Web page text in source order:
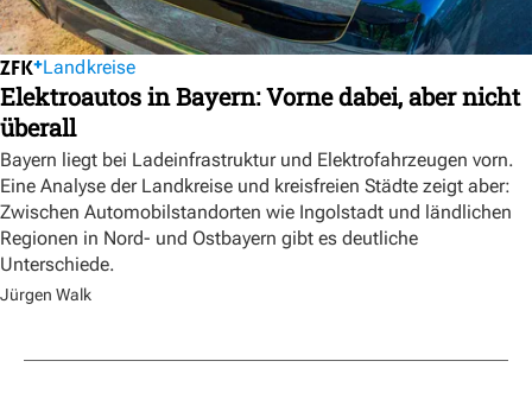
Landkreise
Elektroautos in Bayern: Vorne dabei, aber nicht
überall
Bayern liegt bei Ladeinfrastruktur und Elektrofahrzeugen vorn.
Eine Analyse der Landkreise und kreisfreien Städte zeigt aber:
Zwischen Automobilstandorten wie Ingolstadt und ländlichen
Regionen in Nord- und Ostbayern gibt es deutliche
Unterschiede.
Jürgen Walk